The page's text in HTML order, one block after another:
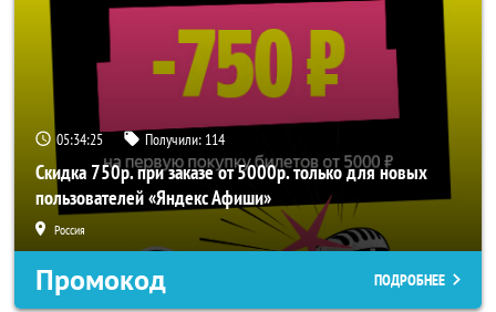
05:34:25 Получили: 114
Скидка 750р. при заказе от 5000р. только для новых
пользователей «Яндекс Афиши»
Россия
Промокод ПОДРОБНЕЕ